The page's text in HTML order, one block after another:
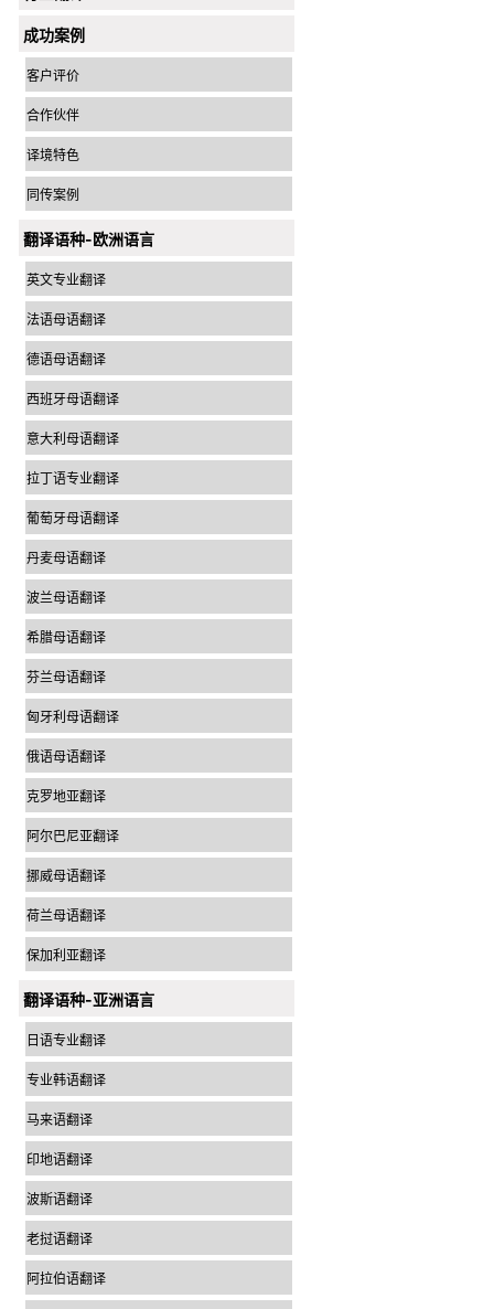
成功案例
客户评价
合作伙伴
译境特色
同传案例
翻译语种-欧洲语言
英文专业翻译
法语母语翻译
德语母语翻译
西班牙母语翻译
意大利母语翻译
拉丁语专业翻译
葡萄牙母语翻译
丹麦母语翻译
波兰母语翻译
希腊母语翻译
芬兰母语翻译
匈牙利母语翻译
俄语母语翻译
克罗地亚翻译
阿尔巴尼亚翻译
挪威母语翻译
荷兰母语翻译
保加利亚翻译
翻译语种-亚洲语言
日语专业翻译
专业韩语翻译
马来语翻译
印地语翻译
波斯语翻译
老挝语翻译
阿拉伯语翻译